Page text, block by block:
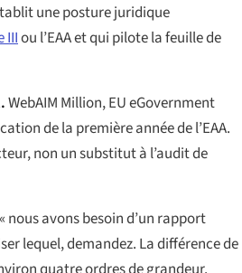
une posture juridique
IIIou l’EAA et qui pilote la feuille de
WebAIM Million, EU eGovernment
de la première année de l’EAA.
non un substitut à l’audit de
nous avons besoin d’un rapport
lequel, demandez. La différence de